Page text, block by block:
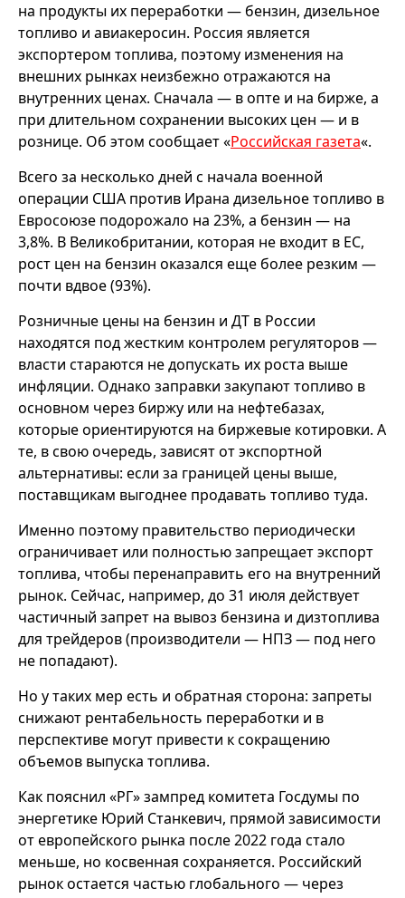
на продукты их переработки — бензин, дизельное
топливо и авиакеросин. Россия является
экспортером топлива, поэтому изменения на
внешних рынках неизбежно отражаются на
внутренних ценах. Сначала — в опте и на бирже, а
при длительном сохранении высоких цен — и в
рознице. Об этом сообщает «Российская газета«.
Всего за несколько дней с начала военной
операции США против Ирана дизельное топливо в
Евросоюзе подорожало на 23%, а бензин — на
3,8%. В Великобритании, которая не входит в ЕС,
рост цен на бензин оказался еще более резким —
почти вдвое (93%).
Розничные цены на бензин и ДТ в России
находятся под жестким контролем регуляторов —
власти стараются не допускать их роста выше
инфляции. Однако заправки закупают топливо в
основном через биржу или на нефтебазах,
которые ориентируются на биржевые котировки. А
те, в свою очередь, зависят от экспортной
альтернативы: если за границей цены выше,
поставщикам выгоднее продавать топливо туда.
Именно поэтому правительство периодически
ограничивает или полностью запрещает экспорт
топлива, чтобы перенаправить его на внутренний
рынок. Сейчас, например, до 31 июля действует
частичный запрет на вывоз бензина и дизтоплива
для трейдеров (производители — НПЗ — под него
не попадают).
Но у таких мер есть и обратная сторона: запреты
снижают рентабельность переработки и в
перспективе могут привести к сокращению
объемов выпуска топлива.
Как пояснил «РГ» зампред комитета Госдумы по
энергетике Юрий Станкевич, прямой зависимости
от европейского рынка после 2022 года стало
меньше, но косвенная сохраняется. Российский
рынок остается частью глобального — через